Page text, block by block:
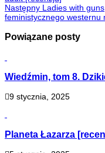
Następny Ladies with
feministycznego westernu
Powiązane posty
Wiedźmin, tom 8.
9 stycznia, 2025
Planeta Łazarza